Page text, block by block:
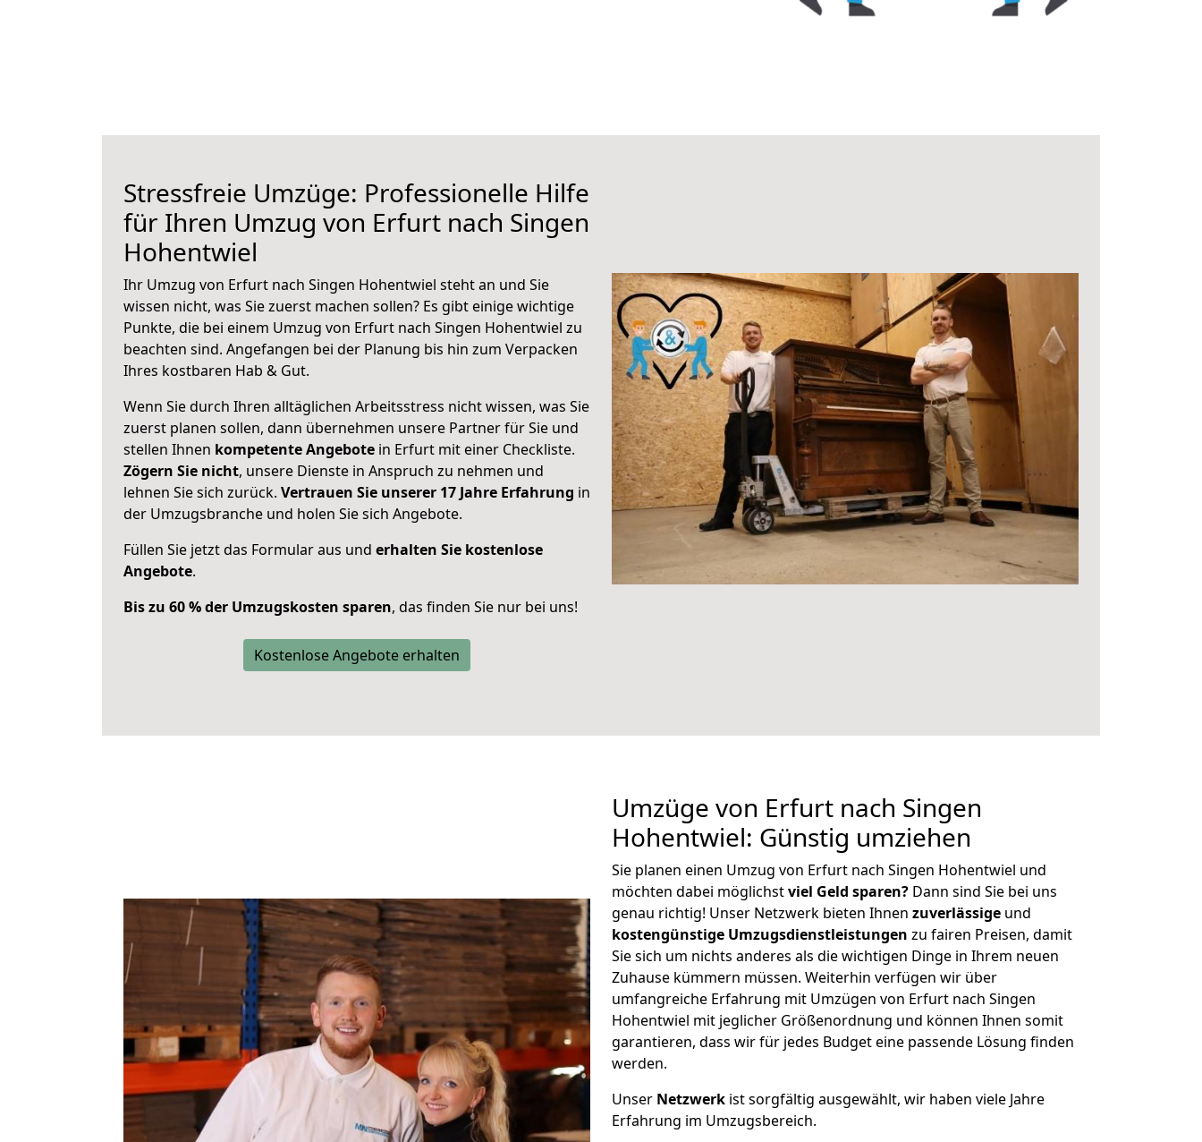
Stressfreie Umzüge: Professionelle Hilfe
für Ihren Umzug von Erfurt nach Singen
Hohentwiel
Ihr Umzug von Erfurt nach Singen Hohentwiel steht an und Sie
wissen nicht, was Sie zuerst machen sollen? Es gibt einige wichtige
Punkte, die bei einem Umzug von Erfurt nach Singen Hohentwiel zu
beachten sind. Angefangen bei der Planung bis hin zum Verpacken
Ihres kostbaren Hab & Gut.
Wenn Sie durch Ihren alltäglichen Arbeitsstress nicht wissen, was Sie
zuerst planen sollen, dann übernehmen unsere Partner für Sie und
stellen Ihnen kompetente Angebote in Erfurt mit einer Checkliste.
Zögern Sie nicht, unsere Dienste in Anspruch zu nehmen und
lehnen Sie sich zurück. Vertrauen Sie unserer 17 Jahre Erfahrung in
der Umzugsbranche und holen Sie sich Angebote.
Füllen Sie jetzt das Formular aus und erhalten Sie kostenlose
Angebote.
Bis zu 60 % der Umzugskosten sparen, das finden Sie nur bei uns!
Kostenlose Angebote erhalten
Umzüge von Erfurt nach Singen
Hohentwiel: Günstig umziehen
Sie planen einen Umzug von Erfurt nach Singen Hohentwiel und
möchten dabei möglichstviel Geld sparen? Dann sind Sie bei uns
genau richtig! Unser Netzwerk bieten Ihnen zuverlässige und
kostengünstige Umzugsdienstleistungen zu fairen Preisen, damit
Sie sich um nichts anderes als die wichtigen Dinge in Ihrem neuen
Zuhause kümmern müssen. Weiterhin verfügen wir über
umfangreiche Erfahrung mit Umzügen von Erfurt nach Singen
Hohentwiel mit jeglicher Größenordnung und können Ihnen somit
garantieren, dass wir für jedes Budget eine passende Lösung finden
werden.
Unser Netzwerk ist sorgfältig ausgewählt, wir haben viele Jahre
Erfahrung im Umzugsbereich.